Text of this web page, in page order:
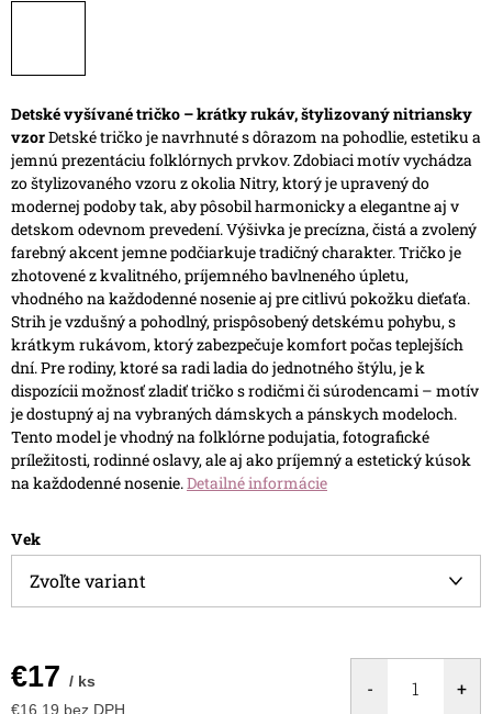
Detské vyšívané tričko – krátky rukáv, štylizovaný nitriansky
vzorDetské tričko je navrhnuté s dôrazom na pohodlie, estetiku a
jemnú prezentáciu folklórnych prvkov. Zdobiaci motív vychádza
zo štylizovaného vzoru z okolia Nitry, ktorý je upravený do
modernej podoby tak, aby pôsobil harmonicky a elegantne aj v
detskom odevnom prevedení. Výšivka je precízna, čistá a zvolený
farebný akcent jemne podčiarkuje tradičný charakter.Tričko je
zhotovené z kvalitného, príjemného bavlneného úpletu,
vhodného na každodenné nosenie aj pre citlivú pokožku dieťaťa.
Strih je vzdušný a pohodlný, prispôsobený detskému pohybu, s
krátkym rukávom, ktorý zabezpečuje komfort počas teplejších
dní.Pre rodiny, ktoré sa radi ladia do jednotného štýlu, je k
dispozícii možnosť zladiť tričko s rodičmi či súrodencami – motív
je dostupný aj na vybraných dámskych a pánskych modeloch.
Tento model je vhodný na folklórne podujatia, fotografické
príležitosti, rodinné oslavy, ale aj ako príjemný a estetický kúsok
na každodenné nosenie.Detailné informácie
Vek
€17 / ks
€16,19 bez DPH